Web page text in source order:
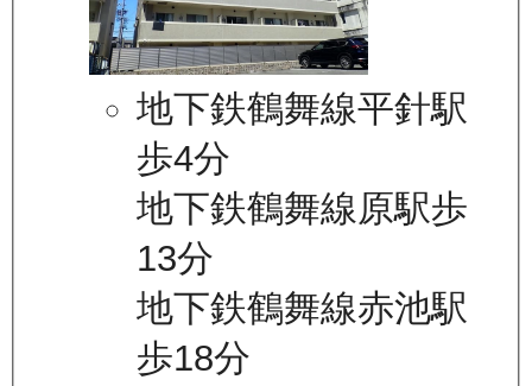
地下鉄鶴舞線平針駅
歩4分
地下鉄鶴舞線原駅歩
13分
地下鉄鶴舞線赤池駅
歩18分